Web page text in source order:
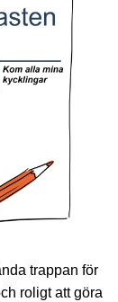
trappan för
roligt att göra